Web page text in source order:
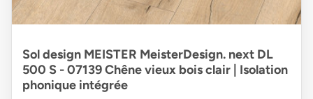
Sol design MEISTER MeisterDesign. next DL
500 S - 07139 Chêne vieux bois clair | Isolation
phonique intégrée